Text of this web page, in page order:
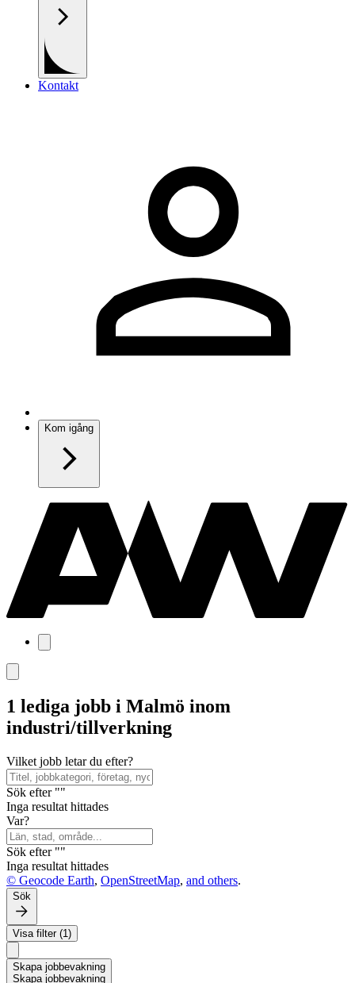
Kontakt
Kom igång
1 lediga jobb i Malmö inom
industri/tillverkning
Vilket jobb letar du efter?
Sök efter ""
Inga resultat hittades
Var?
Sök efter ""
Inga resultat hittades
© Geocode Earth, OpenStreetMap, and others.
Sök
Visa filter (1)
Skapa jobbevakning
Skapa jobbevakning